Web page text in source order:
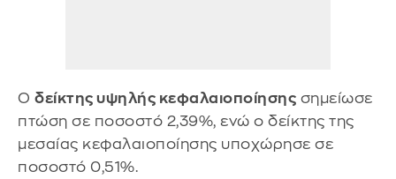
Ο δείκτης υψηλής κεφαλαιοποίησης σημείωσε
πτώση σε ποσοστό 2,39%, ενώ ο δείκτης της
μεσαίας κεφαλαιοποίησης υποχώρησε σε
ποσοστό 0,51%.